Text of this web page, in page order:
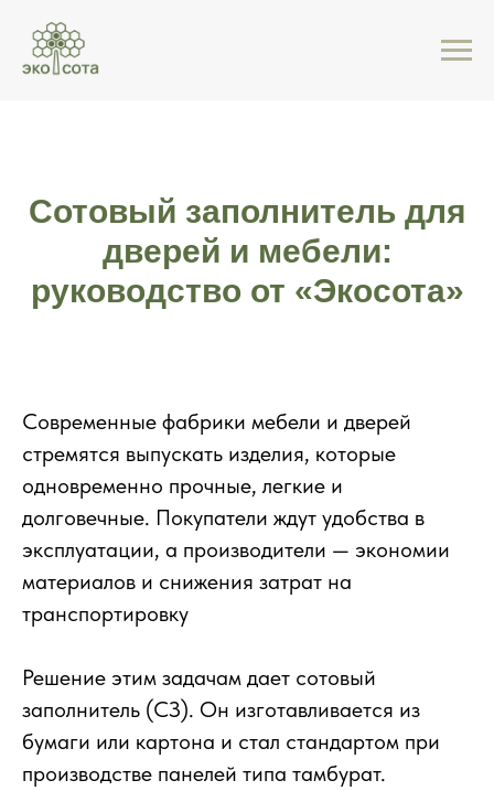
Сотовый заполнитель для
дверей и мебели:
руководство от «Экосота»
Современные фабрики мебели и дверей
стремятся выпускать изделия, которые
одновременно прочные, легкие и
долговечные. Покупатели ждут удобства в
эксплуатации, а производители — экономии
материалов и снижения затрат на
транспортировку
Решение этим задачам дает сотовый
заполнитель (СЗ). Он изготавливается из
бумаги или картона и стал стандартом при
производстве панелей типа тамбурат.